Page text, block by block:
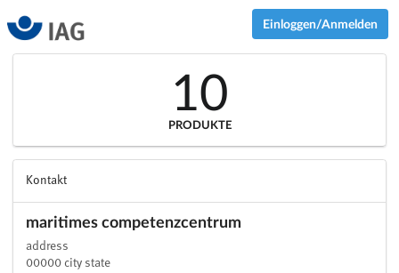
Einloggen/Anmelden
10
PRODUKTE
Kontakt
maritimes competenzcentrum
address
00000 city state